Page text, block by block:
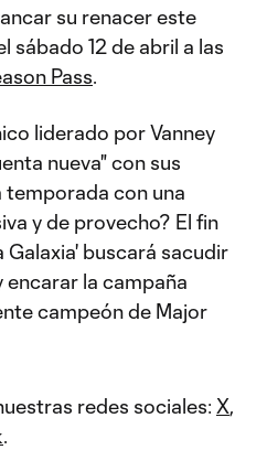
su renacer este
sábado 12 de abril a las
Pass.
liderado por Vanney
nueva" con sus
temporada con una
y de provecho? El fin
Galaxia' buscará sacudir
la campaña
campeón de Major
redes sociales: X,
.